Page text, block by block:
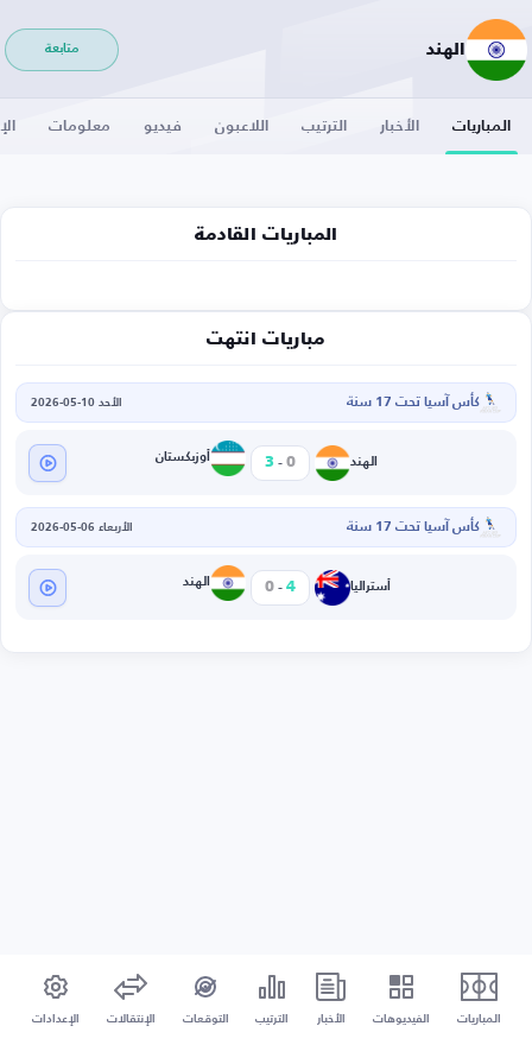
الهند متابعة
المباريات الأخبار الترتيب اللاعبون فيديو معلومات
المباريات القادمة
مباريات انتهت
كأس آسيا تحت 17 سنة الأحد 10-05-2026
الهند 0
-
3 أوزبكستان
كأس آسيا تحت 17 سنة الأربعاء 06-05-2026
أستراليا 4
-
0 الهند
المباريات الفيديوهات الأخبار الترتيب التوقعات الإنتقالات الإعدادات